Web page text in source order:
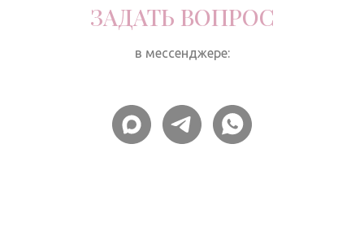
ЗАДАТЬ ВОПРОС
в мессенджере: